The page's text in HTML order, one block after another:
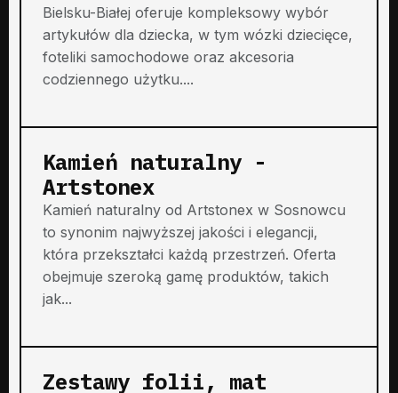
Bielsku-Białej oferuje kompleksowy wybór
artykułów dla dziecka, w tym wózki dziecięce,
foteliki samochodowe oraz akcesoria
codziennego użytku....
Kamień naturalny -
Artstonex
Kamień naturalny od Artstonex w Sosnowcu
to synonim najwyższej jakości i elegancji,
która przekształci każdą przestrzeń. Oferta
obejmuje szeroką gamę produktów, takich
jak...
Zestawy folii, mat